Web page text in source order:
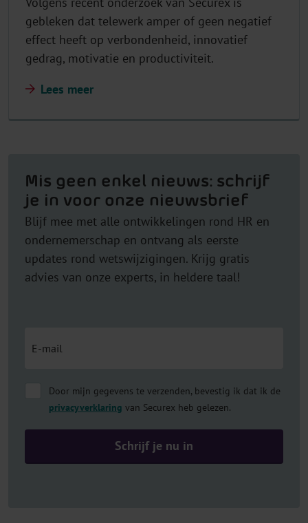
gebleken dat telewerk amper of geen negatief
effect heeft op verbondenheid, innovatief
gedrag, motivatie en productiviteit.
Lees meer
Mis geen enkel nieuws: schrijf
je in voor onze nieuwsbrief
Blijf mee met alle ontwikkelingen rond HR en
ondernemerschap en ontvang als eerste
updates rond wetswijzigingen. Krijg gratis
advies van onze experts, in heldere taal!
Door mijn gegevens te verzenden, bevestig ik dat ik de
privacyverklaring van Securex heb gelezen.